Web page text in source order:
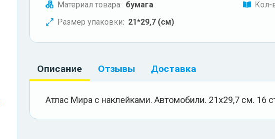
Материал товара: бумага
Размер упаковки: 21*29,7 (см)
Кол-
Описание Отзывы Доставка
Атлас Мира с наклейками. Автомобили. 21х29,7 см. 16